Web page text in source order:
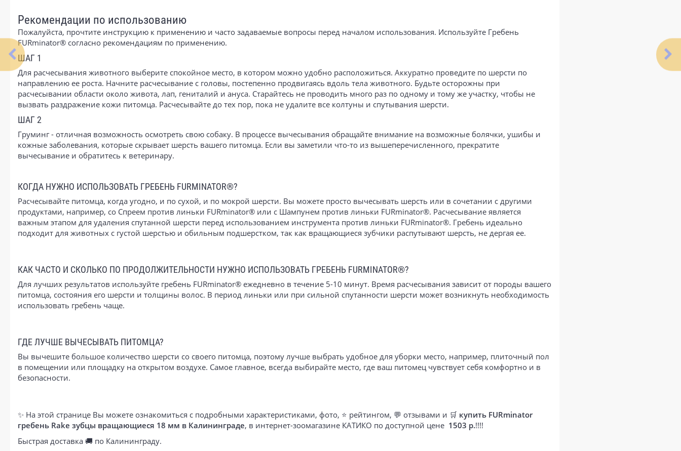
Рекомендации по использованию
Пожалуйста, прочтите инструкцию к применению и часто задаваемые вопросы перед началом использования. Используйте Гребень
FURminator® согласно рекомендациям по применению.
ШАГ 1
Для расчесывания животного выберите спокойное место, в котором можно удобно расположиться. Аккуратно проведите по шерсти по
направлению ее роста. Начните расчесывание с головы, постепенно продвигаясь вдоль тела животного. Будьте осторожны при
расчесывании области около живота, лап, гениталий и ануса. Старайтесь не проводить много раз по одному и тому же участку, чтобы не
вызвать раздражение кожи питомца. Расчесывайте до тех пор, пока не удалите все колтуны и спутывания шерсти.
ШАГ 2
Груминг - отличная возможность осмотреть свою собаку. В процессе вычесывания обращайте внимание на возможные болячки, ушибы и
кожные заболевания, которые скрывает шерсть вашего питомца. Если вы заметили что-то из вышеперечисленного, прекратите
вычесывание и обратитесь к ветеринару.
КОГДА НУЖНО ИСПОЛЬЗОВАТЬ ГРЕБЕНЬ FURMINATOR®?
Расчесывайте питомца, когда угодно, и по сухой, и по мокрой шерсти. Вы можете просто вычесывать шерсть или в сочетании с другими
продуктами, например, со Спреем против линьки FURminator® или с Шампунем против линьки FURminator®. Расчесывание является
важным этапом для удаления спутанной шерсти перед использованием инструмента против линьки FURminator®. Гребень идеально
подходит для животных с густой шерстью и обильным подшерстком, так как вращающиеся зубчики распутывают шерсть, не дергая ее.
КАК ЧАСТО И СКОЛЬКО ПО ПРОДОЛЖИТЕЛЬНОСТИ НУЖНО ИСПОЛЬЗОВАТЬ ГРЕБЕНЬ FURMINATOR®?
Для лучших результатов используйте гребень FURminator® ежедневно в течение 5-10 минут. Время расчесывания зависит от породы вашего
питомца, состояния его шерсти и толщины волос. В период линьки или при сильной спутанности шерсти может возникнуть необходимость
использовать гребень чаще.
ГДЕ ЛУЧШЕ ВЫЧЕСЫВАТЬ ПИТОМЦА?
Вы вычешите большое количество шерсти со своего питомца, поэтому лучше выбрать удобное для уборки место, например, плиточный пол
в помещении или площадку на открытом воздухе. Самое главное, всегда выбирайте место, где ваш питомец чувствует себя комфортно и в
безопасности.
✨ На этой странице Вы можете ознакомиться с подробными характеристиками, фото, ⭐ рейтингом, 💬 отзывами и 🛒 купить FURminator
гребень Rake зубцы вращающиеся 18 мм в Калининграде, в интернет-зоомагазине КАТИКО по доступной цене 1503 р.!!!!
Быстрая доставка 🚚 по Калининграду.